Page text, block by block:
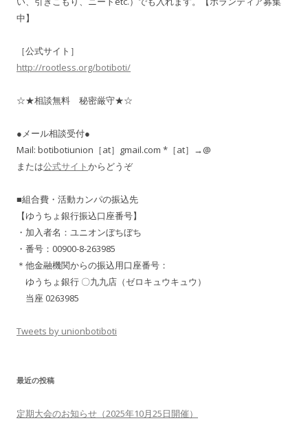
中】
［公式サイト］
http://rootless.org/botiboti/
☆★相談無料 秘密厳守★☆
●メール相談受付●
Mail: botibotiunion［at］gmail.com *［at］→@
または公式サイトからどうぞ
■組合費・活動カンパの振込先
【ゆうちょ銀行振込口座番号】
・加入者名：ユニオンぼちぼち
・番号：00900-8-263985
＊他金融機関からの振込用口座番号：
ゆうちょ銀行 〇九九店（ゼロキュウキュウ）
当座 0263985
Tweets by unionbotiboti
最近の投稿
定期大会のお知らせ（2025年10月25日開催）